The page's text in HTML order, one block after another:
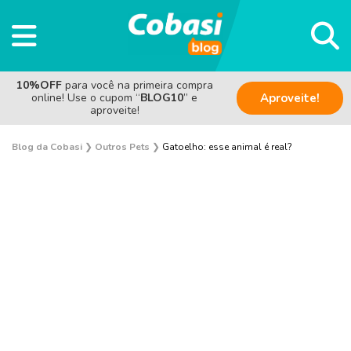
10%OFF para você na primeira compra
online! Use o cupom “BLOG10” e
aproveite!
Aproveite!
Blog da Cobasi ❯ Outros Pets ❯ Gatoelho: esse animal é real?